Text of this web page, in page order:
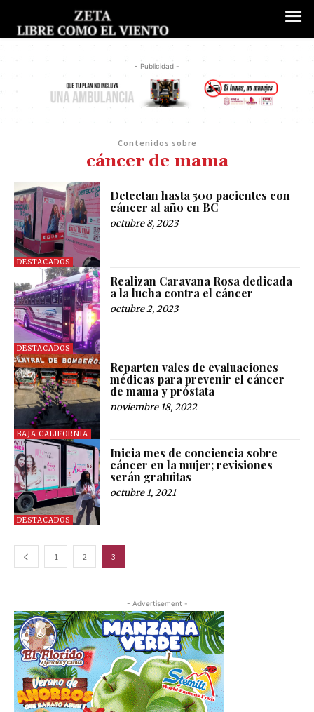
- Publicidad -
Contenidos sobre
cáncer de mama
DESTACADOS
Detectan hasta 500 pacientes con
cáncer al año en BC
octubre 8, 2023
DESTACADOS
Realizan Caravana Rosa dedicada
a la lucha contra el cáncer
octubre 2, 2023
BAJA CALIFORNIA
Reparten vales de evaluaciones
médicas para prevenir el cáncer
de mama y próstata
noviembre 18, 2022
DESTACADOS
Inicia mes de conciencia sobre
cáncer en la mujer; revisiones
serán gratuitas
octubre 1, 2021
1 2 3
- Advertisement -